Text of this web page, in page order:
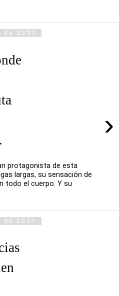
2021
›
protagonista de esta
largas, su sensación de
todo el cuerpo. Y su
2021